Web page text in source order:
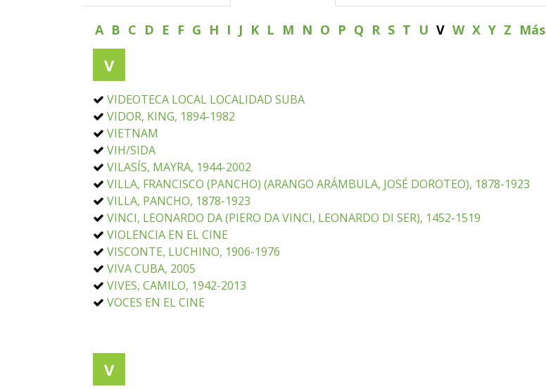
A B C D E F G H I J K L M N O P Q R S T U V W X Y Z Más
V
VIDEOTECA LOCAL LOCALIDAD SUBA
VIDOR, KING, 1894-1982
VIETNAM
VIH/SIDA
VILASÍS, MAYRA, 1944-2002
VILLA, FRANCISCO (PANCHO) (ARANGO ARÁMBULA, JOSÉ DOROTEO), 1878-1923
VILLA, PANCHO, 1878-1923
VINCI, LEONARDO DA (PIERO DA VINCI, LEONARDO DI SER), 1452-1519
VIOLENCIA EN EL CINE
VISCONTE, LUCHINO, 1906-1976
VIVA CUBA, 2005
VIVES, CAMILO, 1942-2013
VOCES EN EL CINE
V